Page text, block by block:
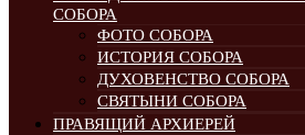
СОБОРА
ФОТО СОБОРА
ИСТОРИЯ СОБОРА
ДУХОВЕНСТВО СОБОРА
СВЯТЫНИ СОБОРА
ПРАВЯЩИЙ АРХИЕРЕЙ